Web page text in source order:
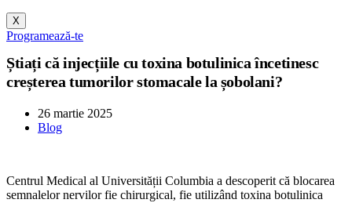
X
Programează-te
Știați că injecțiile cu toxina botulinica încetinesc
creșterea tumorilor stomacale la șobolani?
26 martie 2025
Blog
Centrul Medical al Universității Columbia a descoperit că blocarea
semnalelor nervilor fie chirurgical, fie utilizând toxina botulinica